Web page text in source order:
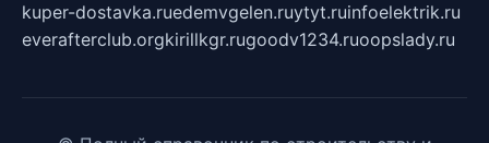
kuper-dostavka.ruedemvgelen.ruytyt.ruinfoelektrik.ru
everafterclub.orgkirillkgr.rugoodv1234.ruoopslady.ru